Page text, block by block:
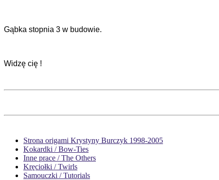
Gąbka stopnia 3 w budowie.
Widzę cię !
Strona origami Krystyny Burczyk 1998-2005
Kokardki / Bow-Ties
Inne prace / The Others
Kręciołki / Twirls
Samouczki / Tutorials